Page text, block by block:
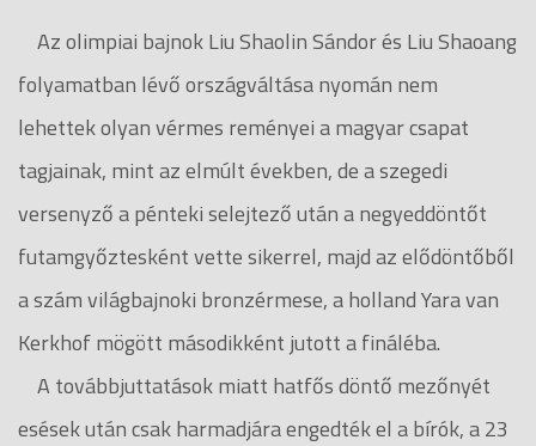
Az olimpiai bajnok Liu Shaolin Sándor és Liu Shaoang
folyamatban lévő országváltása nyomán nem
lehettek olyan vérmes reményei a magyar csapat
tagjainak, mint az elmúlt években, de a szegedi
versenyző a pénteki selejtező után a negyeddöntőt
futamgyőztesként vette sikerrel, majd az elődöntőből
a szám világbajnoki bronzérmese, a holland Yara van
Kerkhof mögött másodikként jutott a fináléba.
A továbbjuttatások miatt hatfős döntő mezőnyét
esések után csak harmadjára engedték el a bírók, a 23